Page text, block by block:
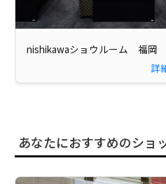
nishikawaショウルーム 福岡
詳
あなたにおすすめのショ